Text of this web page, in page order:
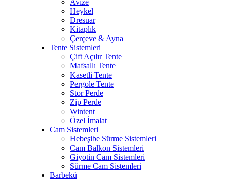
Heykel
Dresuar
Kitaplık
Çerçeve & Ayna
Tente Sistemleri
Çift Açılır Tente
Mafsallı Tente
Kasetli Tente
Pergole Tente
Stor Perde
Zip Perde
Wintent
Özel İmalat
Cam Sistemleri
Hebeşibe Sürme Sistemleri
Cam Balkon Sistemleri
Giyotin Cam Sistemleri
Sürme Cam Sistemleri
Barbekü